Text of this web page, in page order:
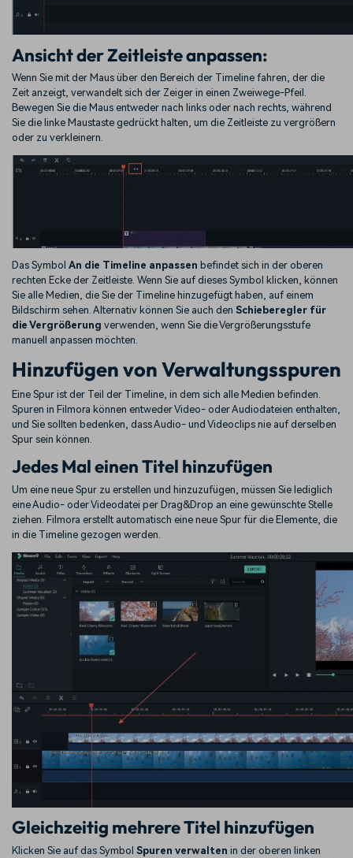
Ansicht der Zeitleiste anpassen:
Wenn Sie mit der Maus über den Bereich der Timeline fahren, der die
Zeit anzeigt, verwandelt sich der Zeiger in einen Zweiwege-Pfeil.
Bewegen Sie die Maus entweder nach links oder nach rechts, während
Sie die linke Maustaste gedrückt halten, um die Zeitleiste zu vergrößern
oder zu verkleinern.
Das Symbol An die Timeline anpassen befindet sich in der oberen
rechten Ecke der Zeitleiste. Wenn Sie auf dieses Symbol klicken, können
Sie alle Medien, die Sie der Timeline hinzugefügt haben, auf einem
Bildschirm sehen. Alternativ können Sie auch den Schieberegler für
die Vergrößerung verwenden, wenn Sie die Vergrößerungsstufe
manuell anpassen möchten.
Hinzufügen von Verwaltungsspuren
Eine Spur ist der Teil der Timeline, in dem sich alle Medien befinden.
Spuren in Filmora können entweder Video- oder Audiodateien enthalten,
und Sie sollten bedenken, dass Audio- und Videoclips nie auf derselben
Spur sein können.
Jedes Mal einen Titel hinzufügen
Um eine neue Spur zu erstellen und hinzuzufügen, müssen Sie lediglich
eine Audio- oder Videodatei per Drag&Drop an eine gewünschte Stelle
ziehen. Filmora erstellt automatisch eine neue Spur für die Elemente, die
in die Timeline gezogen werden.
Gleichzeitig mehrere Titel hinzufügen
Klicken Sie auf das Symbol Spuren verwalten in der oberen linken